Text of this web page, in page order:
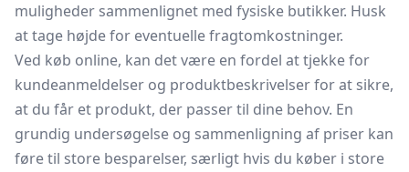
muligheder sammenlignet med fysiske butikker. Husk
at tage højde for eventuelle fragtomkostninger.
Ved køb online, kan det være en fordel at tjekke for
kundeanmeldelser og produktbeskrivelser for at sikre,
at du får et produkt, der passer til dine behov. En
grundig undersøgelse og sammenligning af priser kan
føre til store besparelser, særligt hvis du køber i store